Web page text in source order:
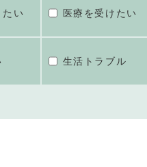
たい 医療を受けたい
生活トラブル